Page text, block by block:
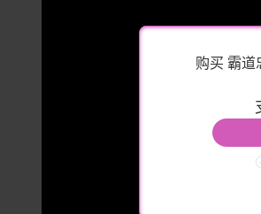
购买 霸道